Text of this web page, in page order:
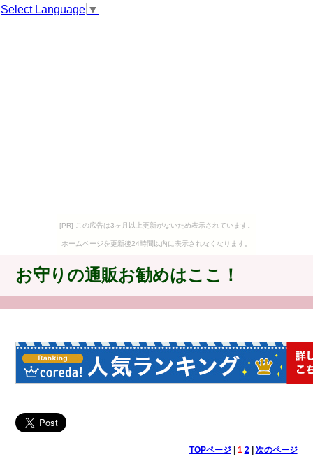
Select Language ▼
[PR] この広告は3ヶ月以上更新がないため表示されています。
ホームページを更新後24時間以内に表示されなくなります。
お守りの通販お勧めはここ！
TOPページ| 1 2| 次のページ